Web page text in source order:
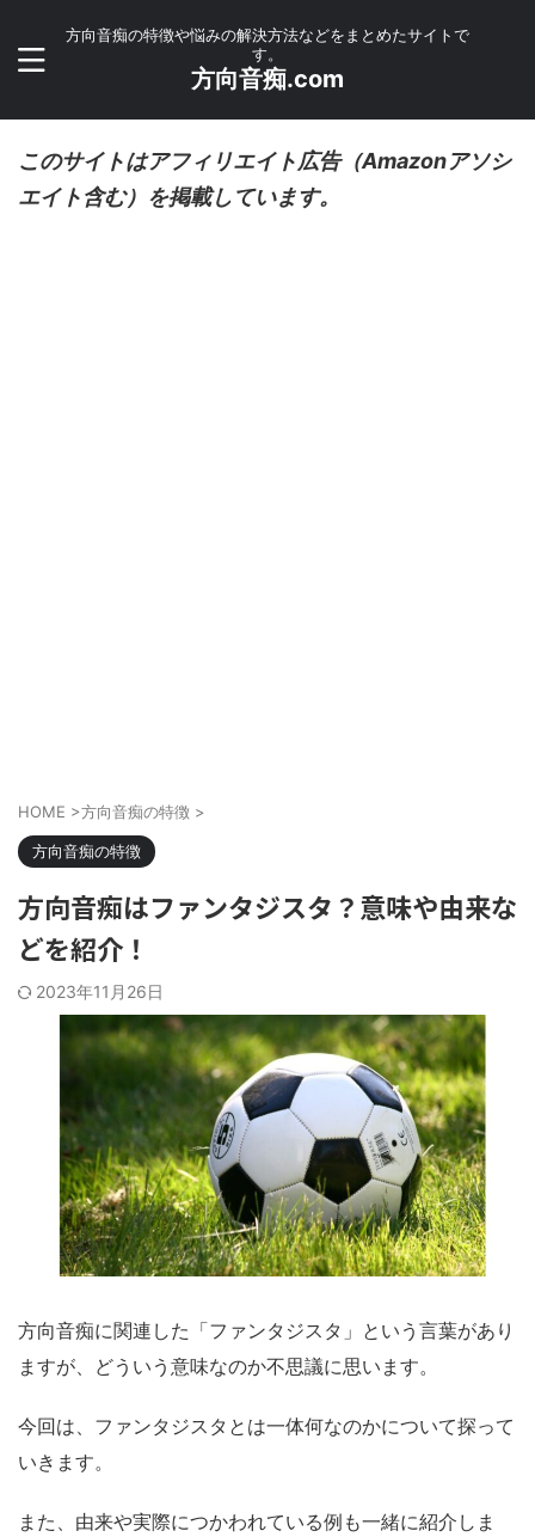
方向音痴の特徴や悩みの解決方法などをまとめたサイトで
す。
方向音痴.com
このサイトはアフィリエイト広告（Amazonアソシ
エイト含む）を掲載しています。
HOME >方向音痴の特徴 >
方向音痴の特徴
方向音痴はファンタジスタ？意味や由来な
どを紹介！
2023年11月26日
方向音痴に関連した「ファンタジスタ」という言葉があり
ますが、どういう意味なのか不思議に思います。
今回は、ファンタジスタとは一体何なのかについて探って
いきます。
また、由来や実際につかわれている例も一緒に紹介しま